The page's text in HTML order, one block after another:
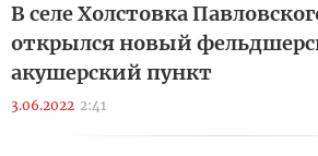
В селе Холстовка
открылся новый
акушерский пункт
3.06.2022 2:41